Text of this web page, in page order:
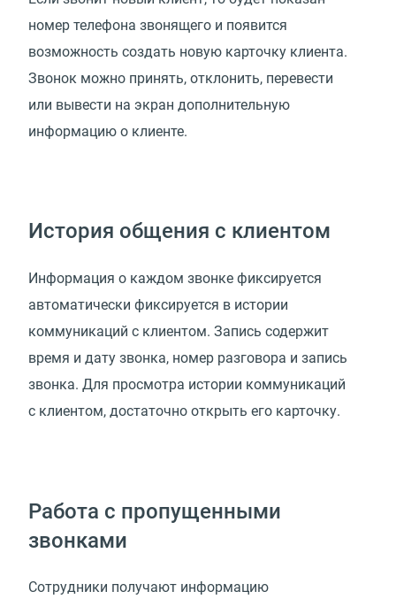
номер телефона звонящего и появится
возможность создать новую карточку клиента.
Звонок можно принять, отклонить, перевести
или вывести на экран дополнительную
информацию о клиенте.
История общения с клиентом
Информация о каждом звонке фиксируется
автоматически фиксируется в истории
коммуникаций с клиентом. Запись содержит
время и дату звонка, номер разговора и запись
звонка. Для просмотра истории коммуникаций
с клиентом, достаточно открыть его карточку.
Работа с пропущенными
звонками
Сотрудники получают информацию